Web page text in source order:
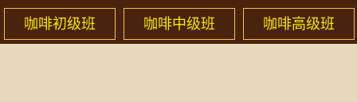
咖啡初级班 咖啡中级班 咖啡高级班